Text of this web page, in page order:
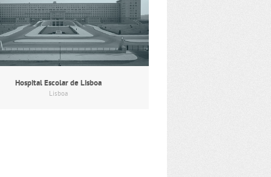
Hospital Escolar de Lisboa
Lisboa